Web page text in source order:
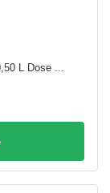
L Dose ...